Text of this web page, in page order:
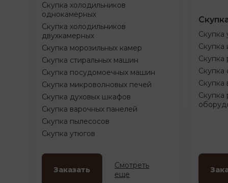
Скупка холодильников
однокамерных
Скупка холодильников
двухкамерных
Скупка морозильных камер
Скупка стиральных машин
Скупка посудомоечных машин
Скупка микроволновых печей
Скупка духовых шкафов
Скупка варочных панелей
Скупка пылесосов
Скупка утюгов
Заказать
Смотреть
еще
Скупка
Скупка
Скупка
Скупка
Скупка
Скупка